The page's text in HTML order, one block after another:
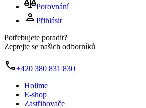
Porovnání
Přihlásit
Potřebujete poradit?
Zeptejte se našich odborníků
+420 380 831 830
Holime
E-shop
Zastřihovače